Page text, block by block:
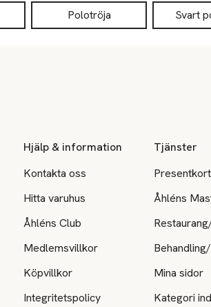
Polotröja Svart
Hjälp & information
Kontakta oss
Hitta varuhus
Åhléns Club
Medlemsvillkor
Köpvillkor
Integritetspolicy
Tjänster
Presentkort
Åhléns
Mina sidor
Kategori